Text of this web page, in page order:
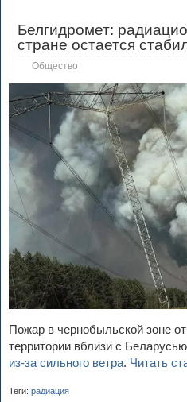
Белгидромет:
стране остается
Общество
Пожар в чернобыльской зоне
территории вблизи с
из-за сильного ветра. Читать
Теги: радиация